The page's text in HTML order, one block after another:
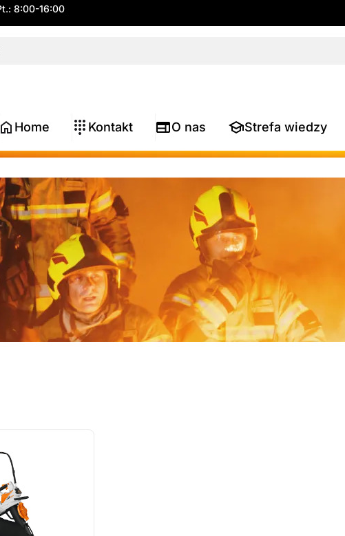
8:00-16:00
Home Kontakt O nas Strefa wiedzy